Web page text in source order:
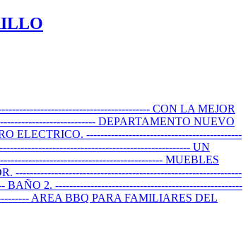
CON LA MEJOR
DEPARTAMENTO NUEVO
ELECTRICO. --------------------------------------------
UN
MUEBLES
----------------------------------------------------------------
BAÑO 2. -----------------------------------------------------
AREA BBQ PARA FAMILIARES DEL